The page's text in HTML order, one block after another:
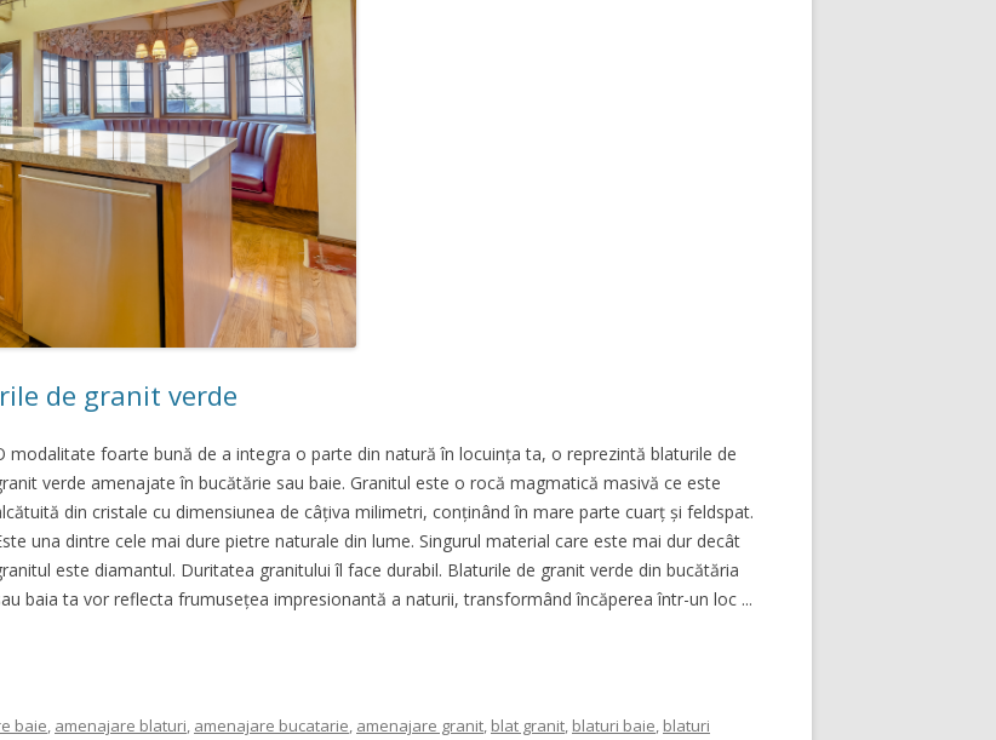
de granit verde
modalitate foarte bună de a integra o parte din natură în locuința ta, o reprezintă blaturile de
verde amenajate în bucătărie sau baie. Granitul este o rocă magmatică masivă ce este
din cristale cu dimensiunea de câțiva milimetri, conținând în mare parte cuarț și feldspat.
una dintre cele mai dure pietre naturale din lume. Singurul material care este mai dur decât
este diamantul. Duritatea granitului îl face durabil. Blaturile de granit verde din bucătăria
baia ta vor reflecta frumusețea impresionantă a naturii, transformând încăperea într-un loc ...
baie, amenajare blaturi, amenajare bucatarie, amenajare granit, blat granit, blaturi baie, blaturi